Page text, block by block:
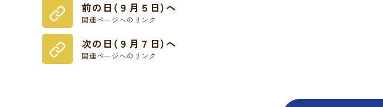
前の日（９月５日）へ
関連ページへのリンク
次の日（９月７日）へ
関連ページへのリンク